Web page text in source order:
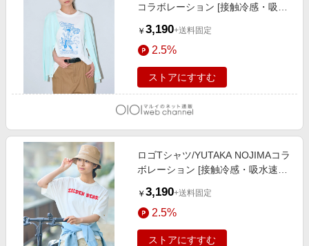
コラボレーション [接触冷感・吸水
￥ 3,190+送料固定
2.5%
ストアにすすむ
ロゴTシャツ/YUTAKA NOJIMAコラ
ボレーション [接触冷感・吸水速乾]
￥ 3,190+送料固定
2.5%
ストアにすすむ